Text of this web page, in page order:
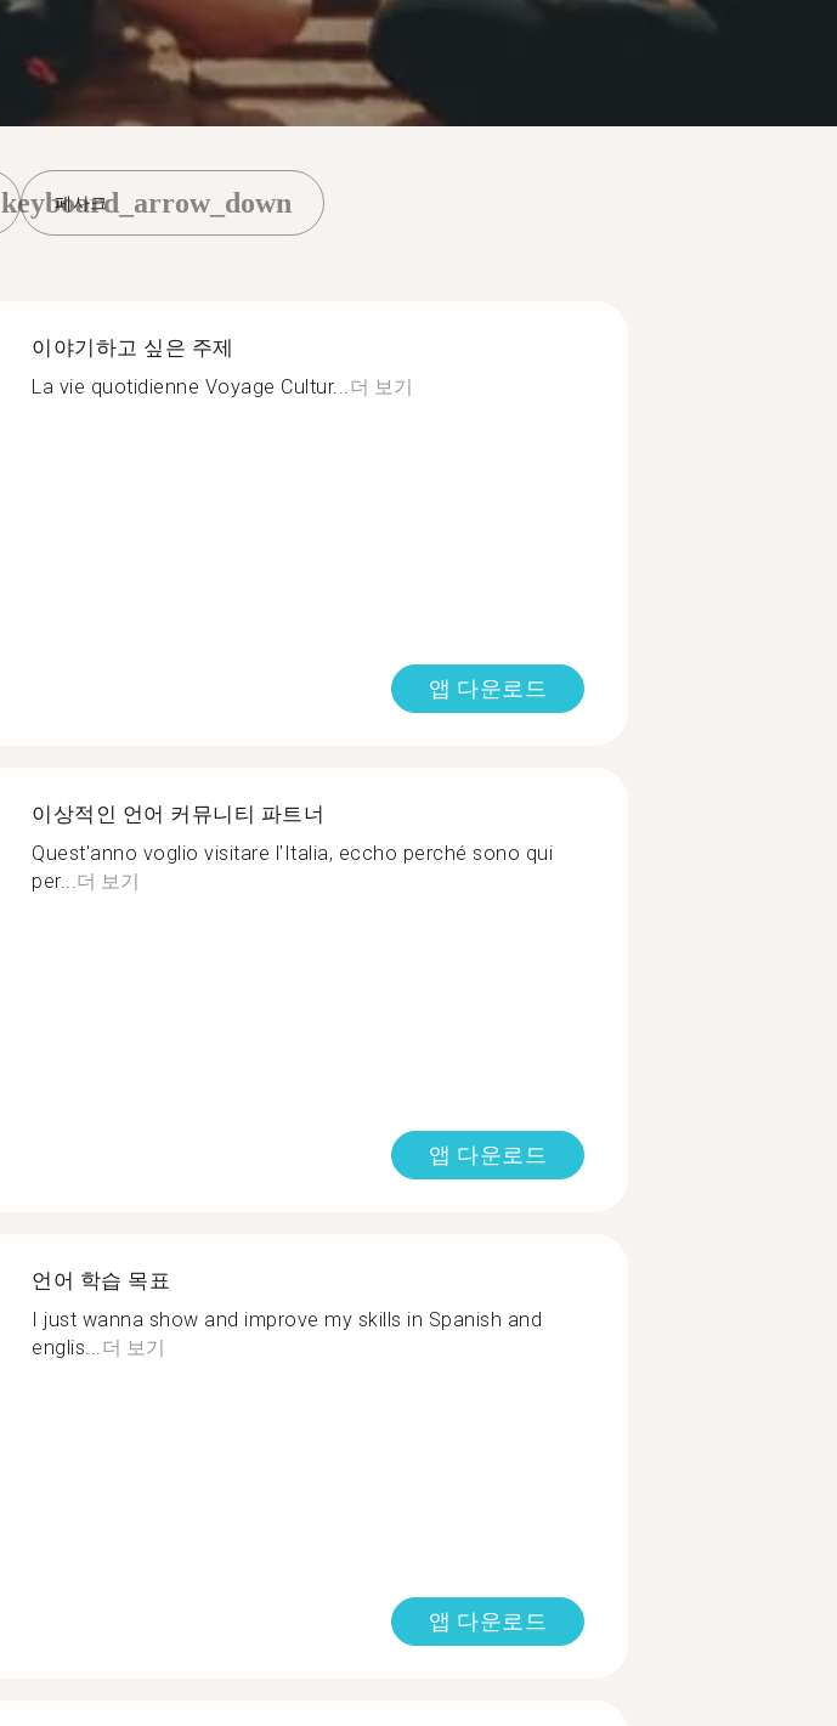
페사크
keyboard_arrow_down
이야기하고 싶은 주제
La vie quotidienne Voyage Cultur...더 보기
앱 다운로드
이상적인 언어 커뮤니티 파트너
Quest'anno voglio visitare l'Italia, eccho perché sono qui
per...더 보기
앱 다운로드
언어 학습 목표
I just wanna show and improve my skills in Spanish and
englis...더 보기
앱 다운로드